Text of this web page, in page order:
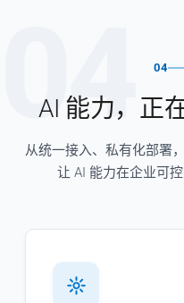
04 04
AI 能力，正
从统一接入、私有化部署
让 AI 能力在企业可